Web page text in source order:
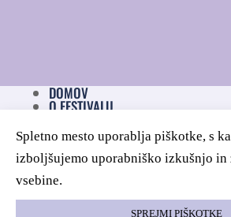
Spletno mesto uporablja piškotke, s
izboljšujemo uporabniško izkušnjo in
vsebine.
SPREJMI PIŠKOTKE
DOMOV
O FESTIVALU
ZASEBNOST
PIŠKOTKI
IZJAVA O DOSTOPNOSTI
KONTAKT